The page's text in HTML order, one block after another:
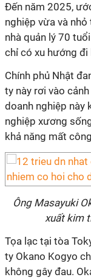
Đến năm 2025,
nghiệp vừa và
nhà quản lý 70
chỉ có xu hướng đi
Chính phủ Nhật
ty này rơi vào
doanh nghiệp này
nghiệp xương
khả năng mất
Ông Masayuki
xuất kim
Tọa lạc tại tòa
ty Okano Kogyo
không gây đau.